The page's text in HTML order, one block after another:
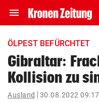
menu Navigation
ein-/ausklappen
account_circle Anmelden
ÖLPEST BEFÜRCHTET
Gibraltar:
Kollision zu
Ausland 30.08.2022 09:17